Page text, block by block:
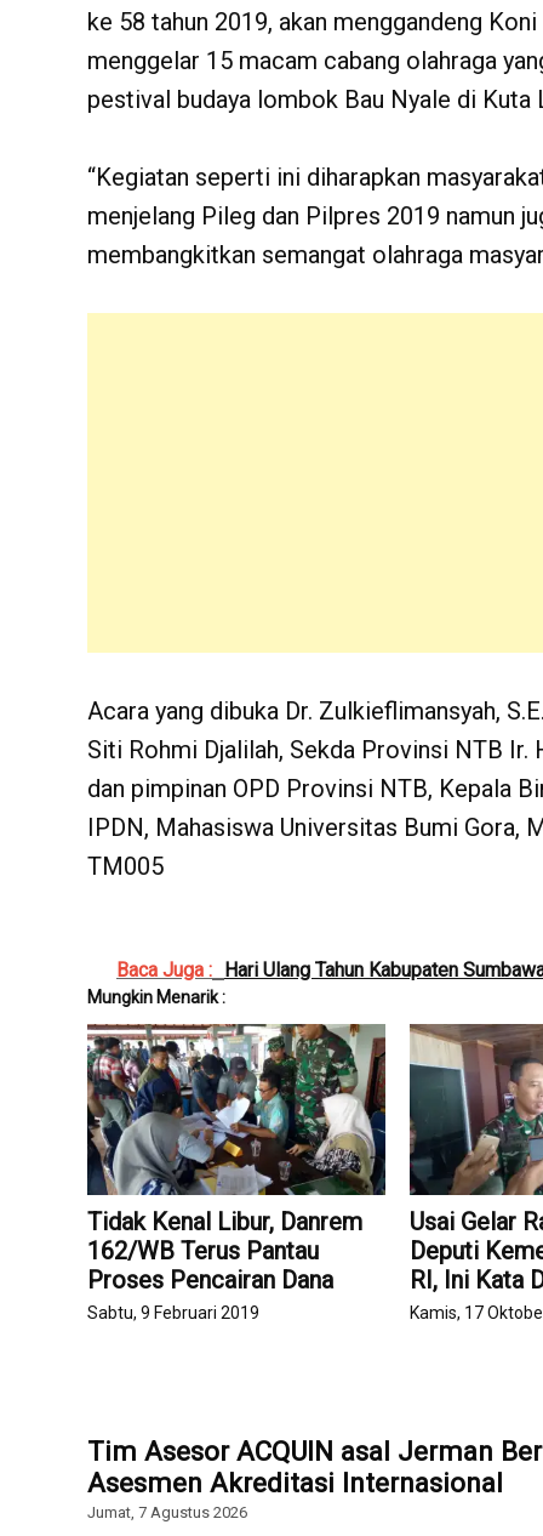
ke 58 tahun 2019, akan menggandeng
menggelar 15 macam cabang olahraga
pestival budaya lombok Bau Nyale di Kuta
“Kegiatan seperti ini diharapkan
menjelang Pileg dan Pilpres 2019 namun
membangkitkan semangat olahraga
Acara yang dibuka Dr. Zulkieflimansyah,
Siti Rohmi Djalilah, Sekda Provinsi NTB Ir.
dan pimpinan OPD Provinsi NTB, Kepala
IPDN, Mahasiswa Universitas Bumi Gora,
TM005
Baca Juga : Hari Ulang Tahun Kabupaten
Mungkin Menarik :
Tidak Kenal Libur, Danrem
162/WB Terus Pantau
Proses Pencairan Dana
Sabtu, 9 Februari 2019
Usai Gelar
Deputi
RI, Ini Kata
Kamis, 17
Tim Asesor ACQUIN asal Jerman
Asesmen Akreditasi Internasional
Jumat, 7 Agustus 2026